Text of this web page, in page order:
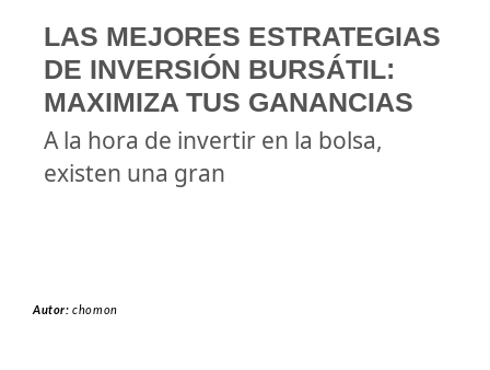
LAS MEJORES ESTRATEGIAS
DE INVERSIÓN BURSÁTIL:
MAXIMIZA TUS GANANCIAS
A la hora de invertir en la bolsa,
existen una gran
Autor:chomon